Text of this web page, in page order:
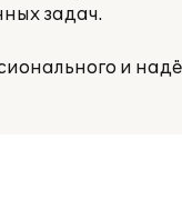
задач.
и